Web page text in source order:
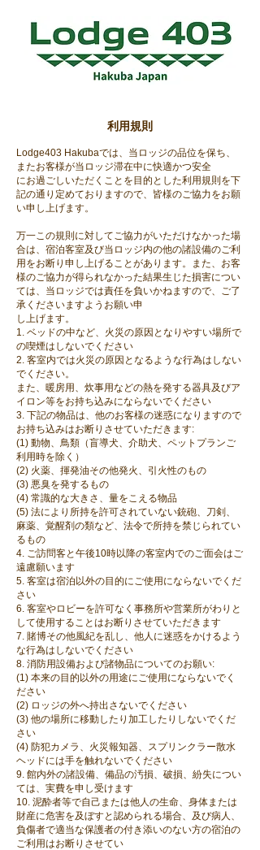
利用規則
Lodge403 Hakubaでは、当ロッジの品位を保ち、
またお客様が当ロッジ滞在中に快適かつ安全
にお過ごしいただくことを目的とした利用規則を下
記の通り定めておりますので、皆様のご協力をお願
い申し上げます。
万一この規則に対してご協力がいただけなかった場
合は、宿泊客室及び当ロッジ内の他の諸設備のご利
用をお断り申し上げることがあります。また、お客
様のご協力が得られなかった結果生じた損害につい
ては、当ロッジでは責任を負いかねますので、ご了
承くださいますようお願い申
し上げます。
1. ベッドの中など、火災の原因となりやすい場所で
の喫煙はしないでください
2. 客室内では火災の原因となるような行為はしない
でください。
また、暖房用、炊事用などの熱を発する器具及びア
イロン等をお持ち込みにならないでください
3. 下記の物品は、他のお客様の迷惑になりますので
お持ち込みはお断りさせていただきます:
(1) 動物、鳥類（盲導犬、介助犬、ペットプランご
利用時を除く）
(2) 火薬、揮発油その他発火、引火性のもの
(3) 悪臭を発するもの
(4) 常識的な大きさ、量をこえる物品
(5) 法により所持を許可されていない銃砲、刀剣、
麻薬、覚醒剤の類など、法令で所持を禁じられてい
るもの
4. ご訪問客と午後10時以降の客室内でのご面会はご
遠慮願います
5. 客室は宿泊以外の目的にご使用にならないでくだ
さい
6. 客室やロビーを許可なく事務所や営業所がわりと
して使用することはお断りさせていただきます
7. 賭博その他風紀を乱し、他人に迷惑をかけるよう
な行為はしないでください
8. 消防用設備および諸物品についてのお願い:
(1) 本来の目的以外の用途にご使用にならないでく
ださい
(2) ロッジの外へ持出さないでください
(3) 他の場所に移動したり加工したりしないでくだ
さい
(4) 防犯カメラ、火災報知器、スプリンクラー散水
ヘッドには手を触れないでください
9. 館内外の諸設備、備品の汚損、破損、紛失につい
ては、実費を申し受けます
10. 泥酔者等で自己または他人の生命、身体または
財産に危害を及ぼすと認められる場合、及び病人、
負傷者で適当な保護者の付き添いのない方の宿泊の
ご利用はお断りさせてい